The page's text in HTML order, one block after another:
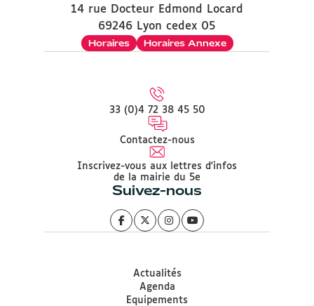
14 rue Docteur Edmond Locard
69246 Lyon cedex 05
Horaires
Horaires Annexe
33 (0)4 72 38 45 50
Contactez-nous
Inscrivez-vous aux lettres d'infos
de la mairie du 5e
Suivez-nous
Actualités
Agenda
Equipements